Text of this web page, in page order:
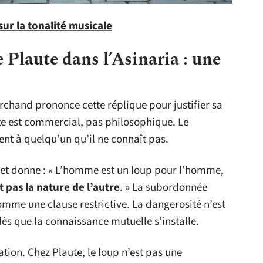
la tonalité musicale
dans l’Asinaria : une
prononce cette réplique pour justifier sa
est commercial, pas philosophique. Le
à quelqu’un qu’il ne connaît pas.
: « L’homme est un loup pour l’homme,
la nature de l’autre. » La subordonnée
une clause restrictive. La dangerosité n’est
que la connaissance mutuelle s’installe.
Chez Plaute, le loup n’est pas une